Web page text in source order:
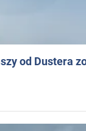
od Dustera